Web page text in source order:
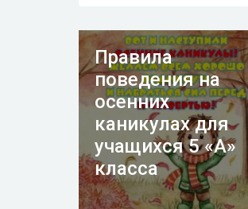
посвящено так много
прекрасных стихотворений.
Давай проверим, на сколько
хорошо ты знаешь
произведения русских
классиков об этом времени
года.
Правила
поведения на
осенних
каникулах для
учащихся 5 «А»
класса